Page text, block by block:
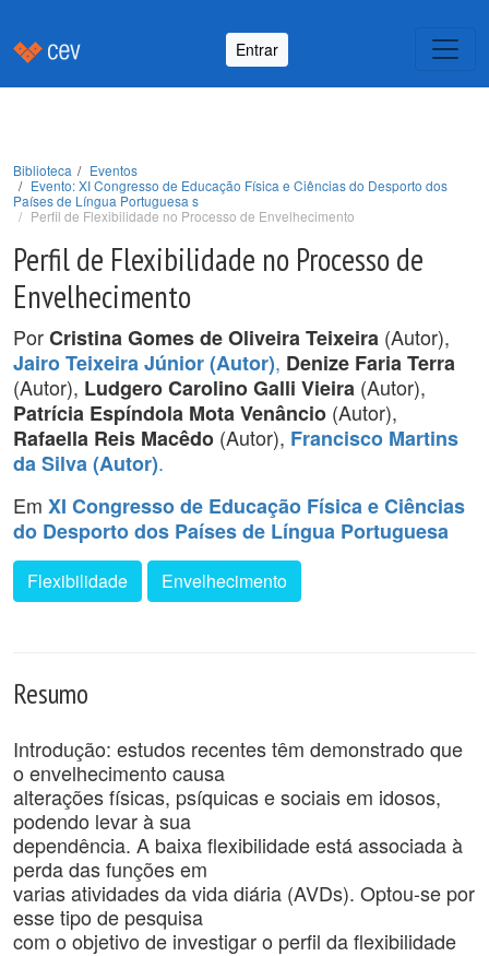
Entrar
Biblioteca
Eventos
Evento: XI Congresso de Educação Física e Ciências do Desporto dos
Países de Língua Portuguesa s
Perfil de Flexibilidade no Processo de Envelhecimento
Perfil de Flexibilidade no Processo de
Envelhecimento
PorCristina Gomes de Oliveira Teixeira (Autor),
Jairo Teixeira Júnior (Autor), Denize Faria Terra
(Autor), Ludgero Carolino Galli Vieira (Autor),
Patrícia Espíndola Mota Venâncio (Autor),
Rafaella Reis Macêdo (Autor), Francisco Martins
da Silva (Autor).
Em XI Congresso de Educação Física e Ciências
do Desporto dos Países de Língua Portuguesa
Flexibilidade Envelhecimento
Resumo
Introdução: estudos recentes têm demonstrado que
o envelhecimento causa
alterações físicas, psíquicas e sociais em idosos,
podendo levar à sua
dependência. A baixa flexibilidade está associada à
perda das funções em
varias atividades da vida diária (AVDs). Optou-se por
esse tipo de pesquisa
com o objetivo de investigar o perfil da flexibilidade